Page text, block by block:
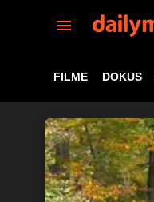
FILME DOKUS